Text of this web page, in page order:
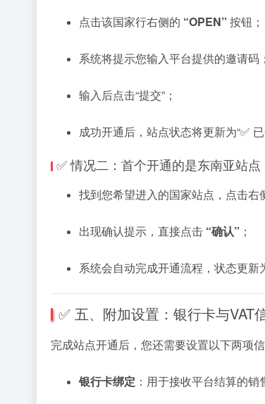
点击该国家行右侧的 “OPEN” 按钮；
系统将提示您输入平台提供的邀请码；
输入后点击“提交”；
成功开通后， 站点状态将更新为“✅ 已
✅情况二： 首个开通的是东南亚站点
找到您希望进入的国家站点， 点击右
出现确认提示， 直接点击 “确认” ；
系统会自动完成开通流程， 状态更新
✅ 五、 附加设置： 银行卡与VAT
完成站点开通后， 您还需要设置以下两项
银行卡绑定 ： 用于接收平台结算的销